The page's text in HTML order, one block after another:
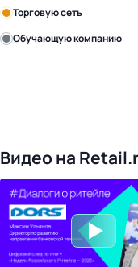
Торговую сеть
Обучающую компанию
Видео на